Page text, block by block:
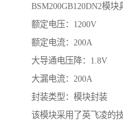
BSM200GB120DN2模块
额定电压：1200V
额定电流：200A
大导通电压降：1.8V
大漏电流：200A
封装类型：模块封装
该模块采用了英飞凌的